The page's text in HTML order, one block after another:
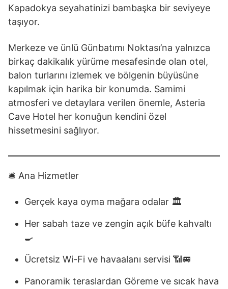
Kapadokya seyahatinizi bambaşka bir seviyeye
taşıyor.
Merkeze ve ünlü Günbatımı Noktası’na yalnızca
birkaç dakikalık yürüme mesafesinde olan otel,
balon turlarını izlemek ve bölgenin büyüsüne
kapılmak için harika bir konumda. Samimi
atmosferi ve detaylara verilen önemle, Asteria
Cave Hotel her konuğun kendini özel
hissetmesini sağlıyor.
🛎️ Ana Hizmetler
Gerçek kaya oyma mağara odalar 🏛️
Her sabah taze ve zengin açık büfe kahvaltı
🍳
Ücretsiz Wi-Fi ve havaalanı servisi 📶🚐
Panoramik teraslardan Göreme ve sıcak hava